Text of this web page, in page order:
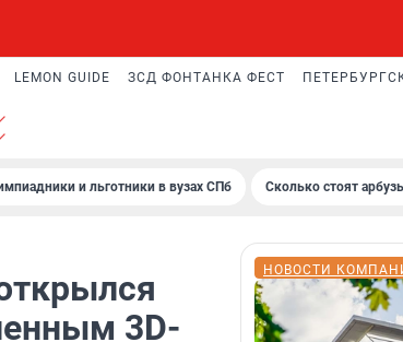
LEMON GUIDE ЗСД ФОНТАНКА ФЕСТ
и льготники в вузах СПб Сколько стоят
3D-
НОВОСТИ